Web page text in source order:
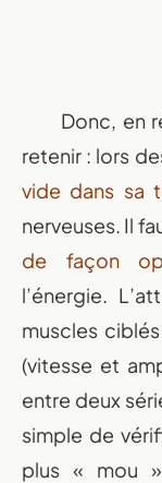
Donc, en
retenir : lors
vide dans sa
nerveuses. Il
de façon
l’énergie.
muscles
(vitesse et
entre deux
simple de
plus « mou